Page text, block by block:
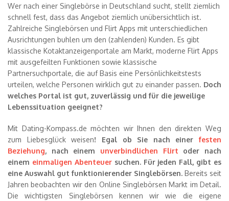
Wer nach einer Singlebörse in Deutschland sucht, stellt ziemlich
schnell fest, dass das Angebot ziemlich unübersichtlich ist.
Zahlreiche Singlebörsen und Flirt Apps mit unterschiedlichen
Ausrichtungen buhlen um den (zahlenden) Kunden. Es gibt
klassische Kotaktanzeigenportale am Markt, moderne Flirt Apps
mit ausgefeilten Funktionen sowie klassische
Partnersuchportale, die auf Basis eine Persönlichkeitstests
urteilen, welche Personen wirklich gut zu einander passen. Doch
welches Portal ist gut, zuverlässig und für die jeweilige
Lebenssituation geeignet?
Mit Dating-Kompass.de möchten wir Ihnen den direkten Weg
zum Liebesglück weisen! Egal ob Sie nach einer festen
Beziehung, nach einem unverbindlichen Flirt oder nach
einem einmaligen Abenteuersuchen. Für jeden Fall, gibt es
eine Auswahl gut funktionierender Singlebörsen. Bereits seit
Jahren beobachten wir den Online Singlebörsen Markt im Detail.
Die wichtigsten Singlebörsen kennen wir wie die eigene